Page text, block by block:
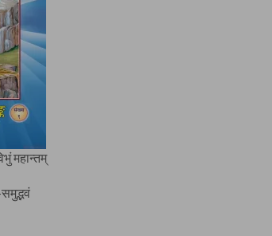
महान्तम्
समुद्भवं